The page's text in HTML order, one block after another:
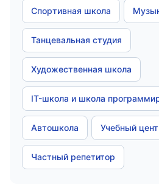
Спортивная школа
Танцевальная студия
Художественная школа
IT-школа и школа
Автошкола Учебный
Частный репетитор